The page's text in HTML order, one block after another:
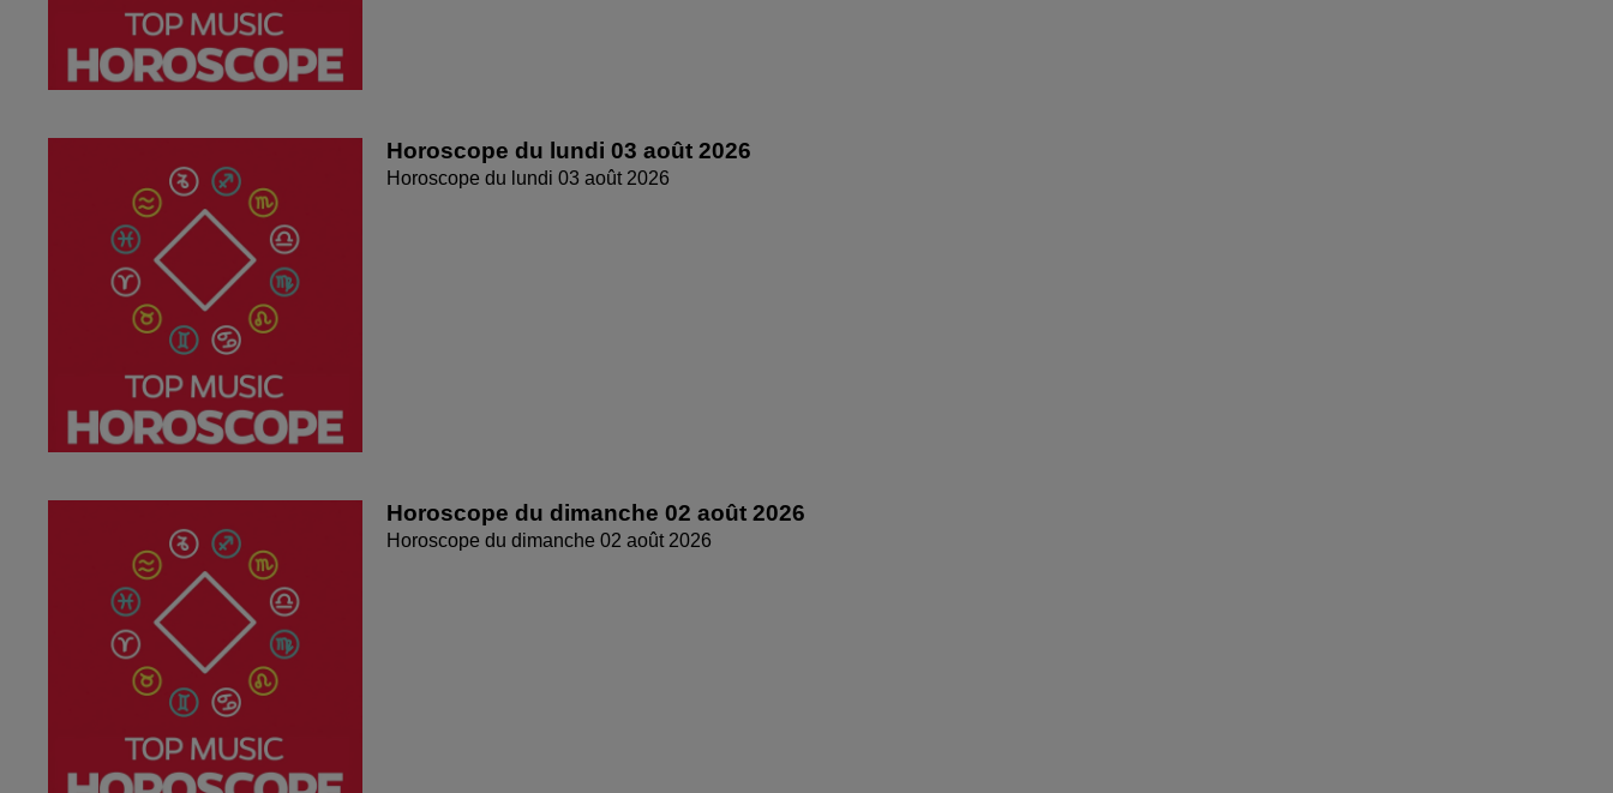
Horoscope du lundi 03 août 2026
Horoscope du lundi 03 août 2026
Horoscope du dimanche 02 août 2026
Horoscope du dimanche 02 août 2026